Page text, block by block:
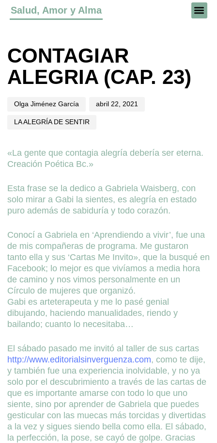
Salud, Amor y Alma
CONTAGIAR
ALEGRIA (CAP. 23)
Olga Jiménez García abril 22, 2021
LA ALEGRÍA DE SENTIR
«La gente que contagia alegría debería ser eterna.
Creación Poética Bc.»
Esta frase se la dedico a Gabriela Waisberg, con
solo mirar a Gabi la sientes, es alegría en estado
puro además de sabiduría y todo corazón.
Conocí a Gabriela en ‘Aprendiendo a vivir’, fue una
de mis compañeras de programa. Me gustaron
tanto ella y sus ‘Cartas Me Invito», que la busqué en
Facebook; lo mejor es que vivíamos a media hora
de camino y nos vimos personalmente en un
Círculo de mujeres que organizó.
Gabi es arteterapeuta y me lo pasé genial
dibujando, haciendo manualidades, riendo y
bailando; cuanto lo necesitaba…
El sábado pasado me invitó al taller de sus cartas
http://www.editorialsinverguenza.com, como te dije,
y también fue una experiencia inolvidable, y no ya
solo por el descubrimiento a través de las cartas de
que es importante amarse con todo lo que uno
siente, sino por aprender de Gabriela que puedes
gesticular con las muecas más torcidas y divertidas
a la vez y sigues siendo bella como ella. El sábado,
la perfección, la pose, se cayó de golpe. Gracias